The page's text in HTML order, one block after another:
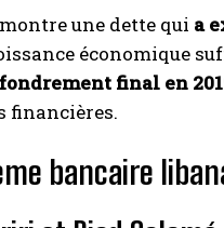
une dette qui a
économique
final en
financières.
bancaire